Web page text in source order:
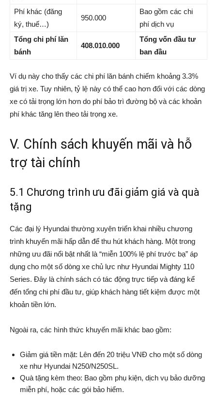
Phí khác (đăng
ký, thuế…)
950.000
Bao gồm các chi
phí dịch vụ
Tổng chi phí lăn
bánh
408.010.000
Tổng vốn đầu tư
ban đầu
Ví dụ này cho thấy các chi phí lăn bánh chiếm khoảng 3.3%
giá trị xe. Tuy nhiên, tỷ lệ này có thể cao hơn đối với các dòng
xe có tải trọng lớn hơn do phí bảo trì đường bộ và các khoản
phí khác tăng lên theo tải trọng xe.
V. Chính sách khuyến mãi và hỗ
trợ tài chính
5.1 Chương trình ưu đãi giảm giá và quà
tặng
Các đại lý Hyundai thường xuyên triển khai nhiều chương
trình khuyến mãi hấp dẫn để thu hút khách hàng. Một trong
những ưu đãi nổi bật nhất là “miễn 100% lệ phí trước bạ” áp
dụng cho một số dòng xe chủ lực như Hyundai Mighty 110
Series. Đây là chính sách có tác động trực tiếp và đáng kể
đến tổng chi phí đầu tư, giúp khách hàng tiết kiệm được một
khoản tiền lớn.
Ngoài ra, các hình thức khuyến mãi khác bao gồm:
Giảm giá tiền mặt: Lên đến 20 triệu VNĐ cho một số dòng
xe như Hyundai N250/N250SL.
Quà tặng kèm theo: Bao gồm phụ kiện, dịch vụ bảo dưỡng
miễn phí, hoặc các gói bảo hiểm.